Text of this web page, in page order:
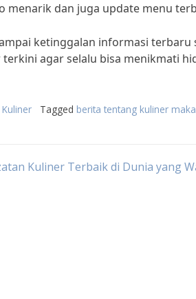
menarik dan juga update menu
ketinggalan informasi
agar selalu bisa menikmati
Tagged berita tentang kuliner
Kuliner Terbaik di Dunia yang